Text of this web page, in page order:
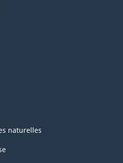
naturelles